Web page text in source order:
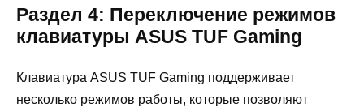
Раздел 4: Переключение режимов
клавиатуры ASUS TUF Gaming
Клавиатура ASUS TUF Gaming поддерживает
несколько режимов работы, которые позволяют